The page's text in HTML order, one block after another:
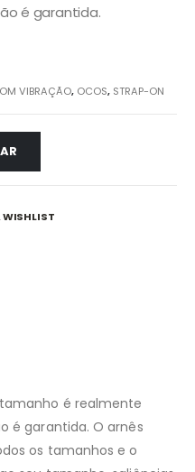
é garantida.
VIBRAÇÃO, OCOS, STRAP-ON
WISHLIST
é realmente
é garantida. O arnês
os tamanhos e o